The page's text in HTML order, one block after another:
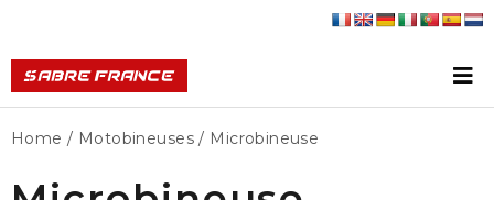
Home / Motobineuses / Microbineuse